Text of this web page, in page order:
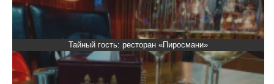
Тайный гость: ресторан «Пиросмани»